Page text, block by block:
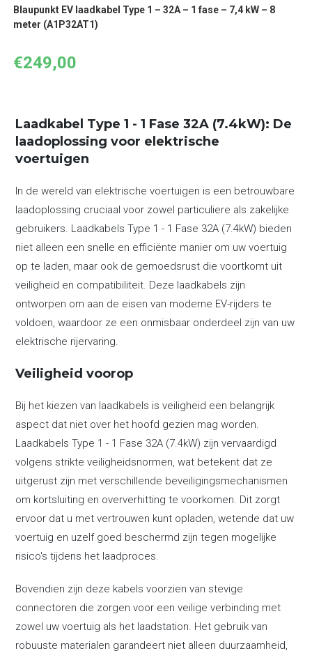
Blaupunkt EV laadkabel Type 1 – 32A – 1 fase – 7,4 kW – 8
meter (A1P32AT1)
€249,00
Laadkabel Type 1 - 1 Fase 32A (7.4kW): De
laadoplossing voor elektrische
voertuigen
In de wereld van elektrische voertuigen is een betrouwbare
laadoplossing cruciaal voor zowel particuliere als zakelijke
gebruikers. Laadkabels Type 1 - 1 Fase 32A (7.4kW) bieden
niet alleen een snelle en efficiënte manier om uw voertuig
op te laden, maar ook de gemoedsrust die voortkomt uit
veiligheid en compatibiliteit. Deze laadkabels zijn
ontworpen om aan de eisen van moderne EV-rijders te
voldoen, waardoor ze een onmisbaar onderdeel zijn van uw
elektrische rijervaring.
Veiligheid voorop
Bij het kiezen van laadkabels is veiligheid een belangrijk
aspect dat niet over het hoofd gezien mag worden.
Laadkabels Type 1 - 1 Fase 32A (7.4kW) zijn vervaardigd
volgens strikte veiligheidsnormen, wat betekent dat ze
uitgerust zijn met verschillende beveiligingsmechanismen
om kortsluiting en oververhitting te voorkomen. Dit zorgt
ervoor dat u met vertrouwen kunt opladen, wetende dat uw
voertuig en uzelf goed beschermd zijn tegen mogelijke
risico's tijdens het laadproces.
Bovendien zijn deze kabels voorzien van stevige
connectoren die zorgen voor een veilige verbinding met
zowel uw voertuig als het laadstation. Het gebruik van
robuuste materialen garandeert niet alleen duurzaamheid,